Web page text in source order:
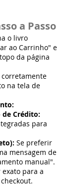
a Passo
o livro
ao Carrinho" e
da página
na tela de
de Crédito:
para
Se preferir
mensagem de
manual".
para a